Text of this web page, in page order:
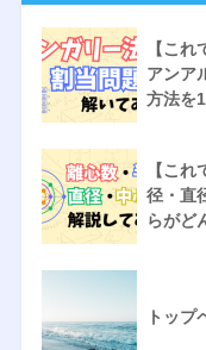
【こ
アンア
方法を
【こ
径・直
らがど
トップ